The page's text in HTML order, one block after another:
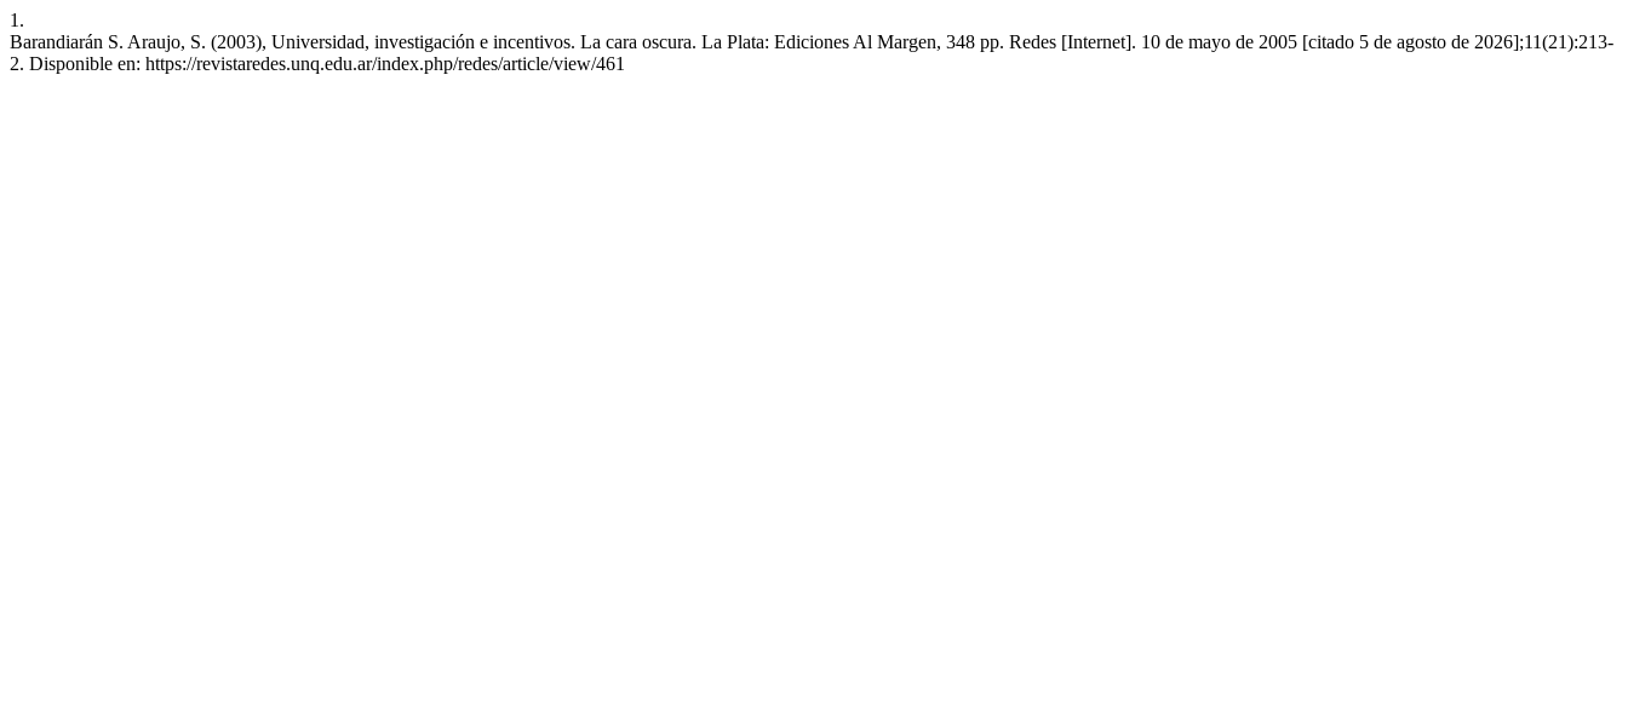
1.
Barandiarán S. Araujo, S. (2003), Universidad, investigación e incentivos. La cara oscura. La Plata: Ediciones Al Margen, 348 pp. Redes [Internet]. 10 de mayo de 2005 [citado 5 de agosto de 2026];11(21):213-
2. Disponible en: https://revistaredes.unq.edu.ar/index.php/redes/article/view/461